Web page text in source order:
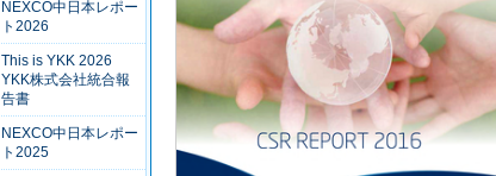
NEXCO中日本レポー
ト2026
This is YKK 2026
YKK株式会社統合報
告書
NEXCO中日本レポー
ト2025